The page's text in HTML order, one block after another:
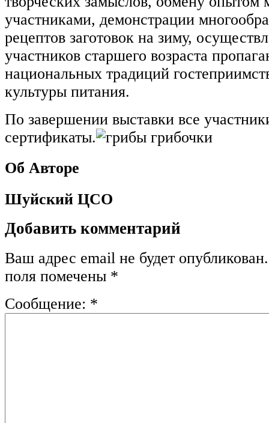
участниками, демонстрации
рецептов заготовок на зиму,
участников старшего возраста
национальных традиций
культуры питания.
По завершении выставки все
сертификаты.
Об Авторе
Шуйский ЦСО
Добавить комментарий
Ваш адрес email не будет опубликован.
поля помечены *
Сообщение: *